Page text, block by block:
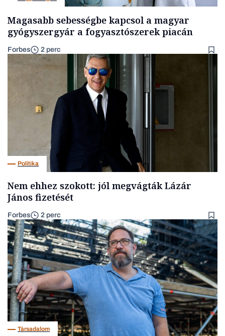
Magasabb sebességbe kapcsol a magyar
gyógyszergyár a fogyasztószerek piacán
Forbes 2 perc
Politika
Nem ehhez szokott: jól megvágták Lázár
János fizetését
Forbes 2 perc
Társadalom